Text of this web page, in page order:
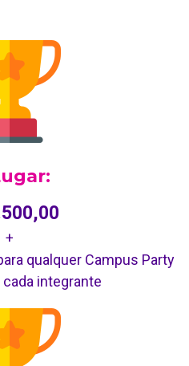
+
qualquer Campus Party
cada integrante